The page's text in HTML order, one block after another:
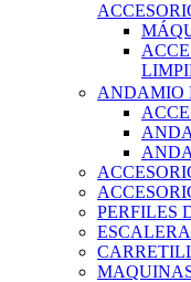
ANDAMIO
PERFILES